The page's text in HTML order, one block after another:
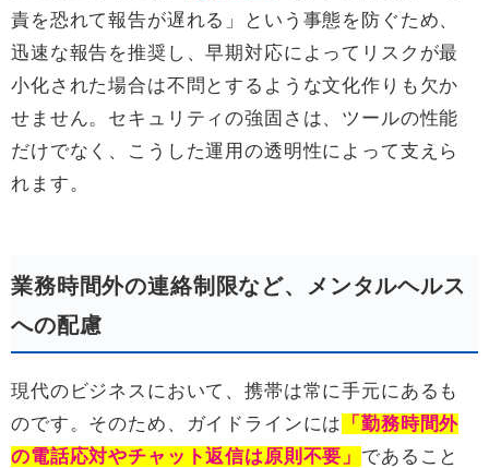
責を恐れて報告が遅れる」という事態を防ぐため、
迅速な報告を推奨し、早期対応によってリスクが最
小化された場合は不問とするような文化作りも欠か
せません。セキュリティの強固さは、ツールの性能
だけでなく、こうした運用の透明性によって支えら
れます。
業務時間外の連絡制限など、メンタルヘルス
への配慮
現代のビジネスにおいて、携帯は常に手元にあるも
のです。そのため、ガイドラインには
「勤務時間外
の電話応対やチャット返信は原則不要」 であること